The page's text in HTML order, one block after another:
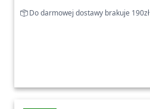
Do darmowej dostawy brakuje 190zł